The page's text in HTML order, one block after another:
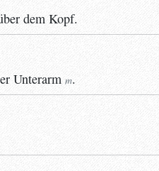
dem Kopf.
Unterarm m.